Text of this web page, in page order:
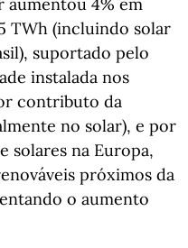
TWh (incluindo solar
suportado pelo
instalada nos
contributo da
no solar), e por
solares na Europa,
próximos da
o aumento